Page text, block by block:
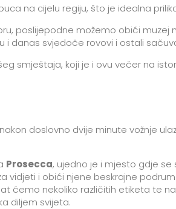
na cijelu regiju, što je idealna
poslijepodne možemo obići muzej
danas svjedoče rovovi i ostali
smještaja, koji je i ovu večer na
doslovno dvije minute vožnje
Prosecca, ujedno je i mjesto gdje
vidjeti i obići njene beskrajne
ćemo nekoliko različitih etiketa te
diljem svijeta.